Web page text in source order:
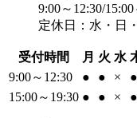
9:00～12:30/
定休日：水・日
受付時間 月 火 水
9:00～12:30
● ● × ●
15:00～19:30 ● ● × ●